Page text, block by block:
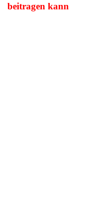
beitragen kann